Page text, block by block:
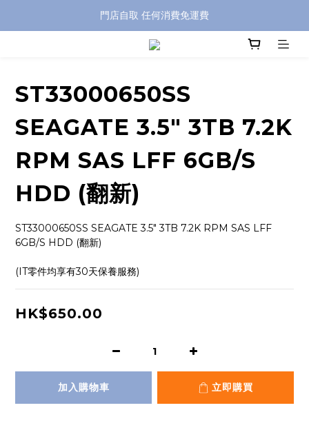
特別優惠: 訂單滿 HKD$499 免運費
門店自取 任何消費免運費
特別優惠: 訂單滿 HKD$499 免運費
ST33000650SS
SEAGATE 3.5" 3TB 7.2K
RPM SAS LFF 6GB/S
HDD (翻新)
ST33000650SS SEAGATE 3.5" 3TB 7.2K RPM SAS LFF
6GB/S HDD (翻新)
(IT零件均享有30天保養服務)
HK$650.00
加入購物車 立即購買